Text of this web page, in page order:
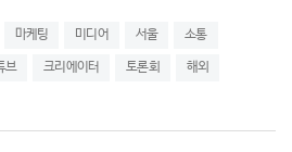
마케팅 미디어 서울 소통
브 크리에이터 토론회 해외